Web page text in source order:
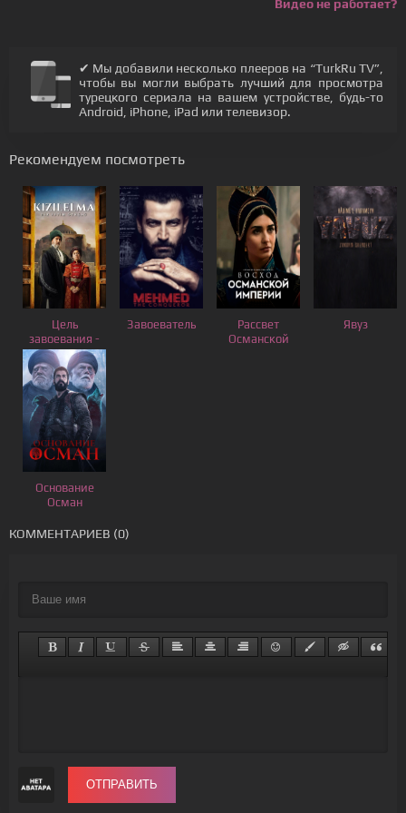
Видео не работает?
✔ Мы добавили несколько плееров на “TurkRu TV”,
чтобы вы могли выбрать лучший для просмотра
турецкого сериала на вашем устройстве, будь-то
Android, iPhone, iPad или телевизор.
Рекомендуем посмотреть
Цель
завоевания -
Красное
яблоко
Завоеватель
Рассвет
Османской
Явуз
Основание
Осман
КОММЕНТАРИЕВ (0)
ОТПРАВИТЬ